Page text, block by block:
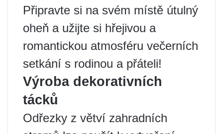
Připravte si na svém místě útulný
oheň a užijte si hřejivou a
romantickou atmosféru večerních
setkání s rodinou a přáteli!
Výroba dekorativních
tácků
Odřezky z větví zahradních